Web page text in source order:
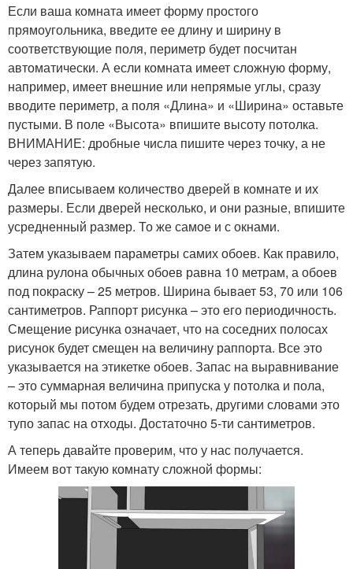
Если ваша комната имеет форму простого
прямоугольника, введите ее длину и ширину в
соответствующие поля, периметр будет посчитан
автоматически. А если комната имеет сложную форму,
например, имеет внешние или непрямые углы, сразу
вводите периметр, а поля «Длина» и «Ширина» оставьте
пустыми. В поле «Высота» впишите высоту потолка.
ВНИМАНИЕ: дробные числа пишите через точку, а не
через запятую.
Далее вписываем количество дверей в комнате и их
размеры. Если дверей несколько, и они разные, впишите
усредненный размер. То же самое и с окнами.
Затем указываем параметры самих обоев. Как правило,
длина рулона обычных обоев равна 10 метрам, а обоев
под покраску – 25 метров. Ширина бывает 53, 70 или 106
сантиметров. Раппорт рисунка – это его периодичность.
Смещение рисунка означает, что на соседних полосах
рисунок будет смещен на величину раппорта. Все это
указывается на этикетке обоев. Запас на выравнивание
– это суммарная величина припуска у потолка и пола,
который мы потом будем отрезать, другими словами это
тупо запас на отходы. Достаточно 5-ти сантиметров.
А теперь давайте проверим, что у нас получается.
Имеем вот такую комнату сложной формы: